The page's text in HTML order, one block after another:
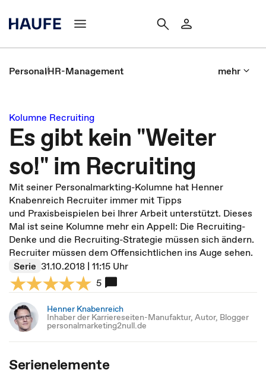
PersonalHR-Management mehr
Kolumne Recruiting
Es gibt kein "Weiter
so!" im Recruiting
Mit seiner Personalmarkting-Kolumne hat Henner
Knabenreich Recruiter immer mit Tipps
und Praxisbeispielen bei Ihrer Arbeit unterstützt. Dieses
Mal ist seine Kolumne mehr ein Appell: Die Recruiting-
Denke und die Recruiting-Strategie müssen sich ändern.
Recruiter müssen dem Offensichtlichen ins Auge sehen.
Serie 31.10.2018 | 11:15 Uhr
5
Henner Knabenreich
Inhaber der Karriereseiten-Manufaktur, Autor, Blogger
personalmarketing2null.de
Serienelemente